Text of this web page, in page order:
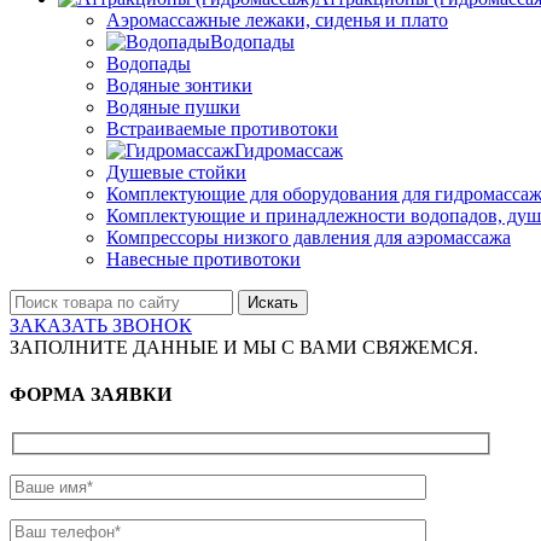
Аэромассажные лежаки, сиденья и плато
Водопады
Водопады
Водяные зонтики
Водяные пушки
Встраиваемые противотоки
Гидромассаж
Душевые стойки
Комплектующие для оборудования для
Комплектующие и принадлежности водопадов,
Компрессоры низкого давления для аэромассажа
Навесные противотоки
Искать
ЗАКАЗАТЬ ЗВОНОК
ЗАПОЛНИТЕ ДАННЫЕ И МЫ С ВАМИ СВЯЖЕМСЯ.
ФОРМА ЗАЯВКИ